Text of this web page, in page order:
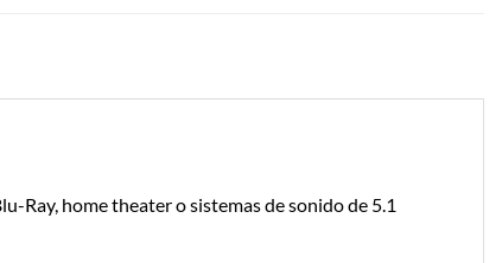
Ray, home theater o sistemas de sonido de 5.1